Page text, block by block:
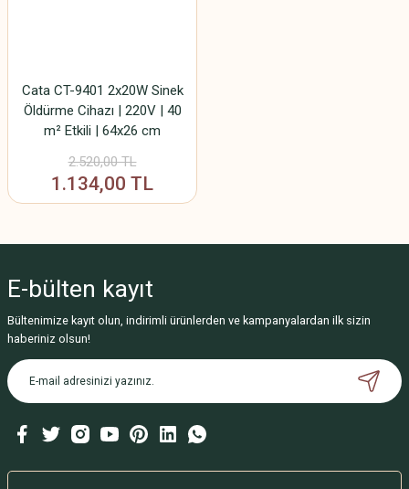
Cata CT-9401 2x20W Sinek
Öldürme Cihazı | 220V | 40
m² Etkili | 64x26 cm
2.520,00 TL
1.134,00 TL
E-bülten kayıt
Bültenimize kayıt olun, indirimli ürünlerden ve kampanyalardan ilk sizin
haberiniz olsun!